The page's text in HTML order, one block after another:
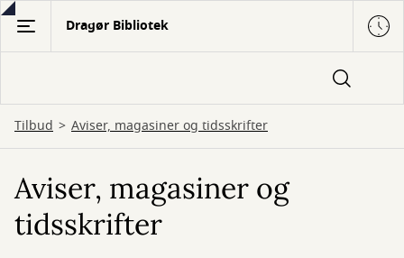
Gå
hovedindhold
Dragør Bibliotek
Tilbud Aviser, magasiner og tidsskrifter
Aviser, magasiner og
tidsskrifter